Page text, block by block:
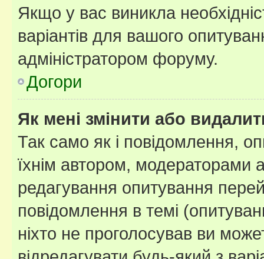
Якщо у вас виникла
варіантів для вашого
адміністратором форуму.
Догори
Як мені змінити або
Так само як і повідомлення,
їхнім автором, модераторами
редагування опитування
повідомлення в темі
ніхто не проголосував ви